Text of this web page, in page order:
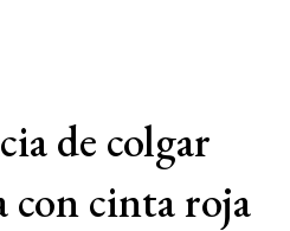
de colgar
con cinta roja